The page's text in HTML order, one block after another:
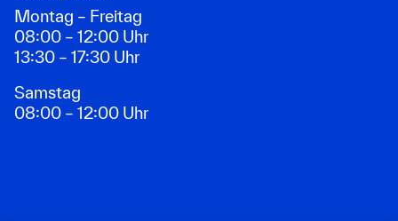
Montag – Freitag
08:00 – 12:00 Uhr
13:30 – 17:30 Uhr
Samstag
08:00 – 12:00 Uhr